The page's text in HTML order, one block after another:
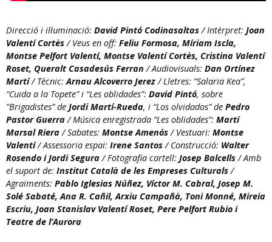
Direcció i il·luminació: David Pintó Codinasaltas/ Intèrpret: Joan
Valentí Cortès/ Veus en off: Feliu Formosa, Míriam Iscla,
Montse Pelfort Valentí, Montse Valentí Cortès, Cristina Valentí
Roset, Queralt Casadesús Ferran / Audiovisuals: Dan Ortínez
Martí/ Tècnic:Arnau Alcoverro Jerez/ Lletres: “Salaria Kea”,
“Cuida a la Topete” i “Les oblidades”: David Pintó, sobre
“Brigadistes” de Jordi Martí-Rueda, i “Los olvidados” de Pedro
Pastor Guerra/ Música enregistrada “Les oblidades”: Martí
Marsal Riera/ Sabates: Montse Amenós/ Vestuari: Montse
Valentí/ Assessoria espai: Irene Santos/ Construcció: Walter
Rosendo i Jordi Segura/ Fotografia cartell: Josep Balcells/ Amb
el suport de: Institut Català de les Empreses Culturals/
Agraïments: Pablo Iglesias Núñez, Víctor M. Cabral, Josep M.
Solé Sabaté, Ana R. Cañil, Arxiu Campañà, Toni Monné, Mireia
Escriu, Joan Stanislav Valentí Roset, Pere Pelfort Rubio i
Teatre de l’Aurora